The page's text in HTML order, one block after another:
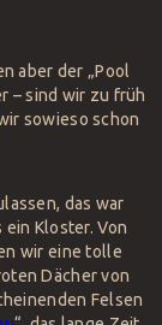
aber der „Pool
– sind wir zu früh
sowieso schon
das war
Kloster. Von
wir eine tolle
Dächer von
Felsen